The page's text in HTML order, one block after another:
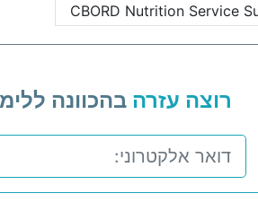
CBORD Nutrition Service
רוצה עזרה בהכוונה